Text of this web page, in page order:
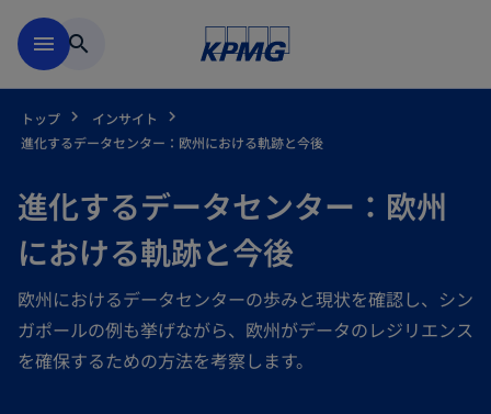
menu search
トップ
インサイト
進化するデータセンター：欧州における軌跡と今後
進化するデータセンター：欧州
における軌跡と今後
欧州におけるデータセンターの歩みと現状を確認し、シン
ガポールの例も挙げながら、欧州がデータのレジリエンス
を確保するための方法を考察します。